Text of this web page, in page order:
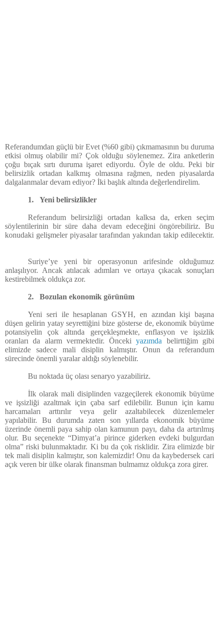
Referandumdan güçlü bir Evet (%60 gibi) çıkmamasının bu duruma
etkisi olmuş olabilir mi? Çok olduğu söylenemez. Zira anketlerin
çoğu bıçak sırtı duruma işaret ediyordu. Öyle de oldu. Peki bir
belirsizlik ortadan kalkmış olmasına rağmen, neden piyasalarda
dalgalanmalar devam ediyor? İki başlık altında değerlendirelim.
1. Yeni belirsizlikler
Referandum belirsizliği ortadan kalksa da, erken seçim
söylentilerinin bir süre daha devam edeceğini öngörebiliriz. Bu
konudaki gelişmeler piyasalar tarafından yakından takip edilecektir.
Suriye’ye yeni bir operasyonun arifesinde olduğumuz
anlaşılıyor. Ancak atılacak adımları ve ortaya çıkacak sonuçları
kestirebilmek oldukça zor.
2. Bozulan ekonomik görünüm
Yeni seri ile hesaplanan GSYH, en azından kişi başına
düşen gelirin yatay seyrettiğini bize gösterse de, ekonomik büyüme
potansiyelin çok altında gerçekleşmekte, enflasyon ve işsizlik
oranları da alarm vermektedir. Öncekiyazımda belirttiğim gibi
elimizde sadece mali disiplin kalmıştır. Onun da referandum
sürecinde önemli yaralar aldığı söylenebilir.
Bu noktada üç olası senaryo yazabiliriz.
İlk olarak mali disiplinden vazgeçilerek ekonomik büyüme
ve işsizliği azaltmak için çaba sarf edilebilir. Bunun için kamu
harcamaları arttırılır veya gelir azaltabilecek düzenlemeler
yapılabilir. Bu durumda zaten son yıllarda ekonomik büyüme
üzerinde önemli paya sahip olan kamunun payı, daha da artırılmış
olur. Bu seçenekte “Dimyat’a pirince giderken evdeki bulgurdan
olma” riski bulunmaktadır. Ki bu da çok risklidir. Zira elimizde bir
tek mali disiplin kalmıştır, son kalemizdir! Onu da kaybedersek cari
açık veren bir ülke olarak finansman bulmamız oldukça zora girer.